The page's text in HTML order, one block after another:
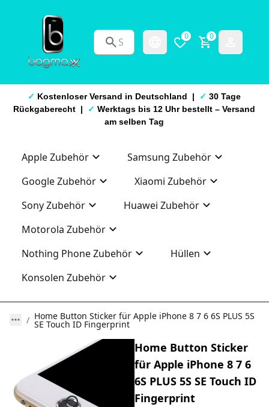
0 0
✓ Kostenloser Versand in Deutschland | ✓ 30 Tage
Rückgaberecht | ✓ Werktags bis 12 Uhr bestellt – Versand
am selben Tag
Apple Zubehör
Samsung Zubehör
Google Zubehör
Xiaomi Zubehör
Sony Zubehör
Huawei Zubehör
Motorola Zubehör
Nothing Phone Zubehör
Hüllen
Konsolen Zubehör
Home Button Sticker für Apple iPhone 8 7 6 6S PLUS 5S
SE Touch ID Fingerprint
Home Button Sticker
für Apple iPhone 8 7 6
6S PLUS 5S SE Touch ID
Fingerprint